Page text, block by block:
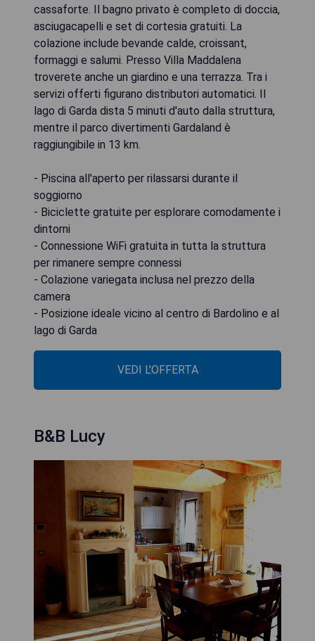
cassaforte. Il bagno privato è completo di doccia,
asciugacapelli e set di cortesia gratuiti. La
colazione include bevande calde, croissant,
formaggi e salumi. Presso Villa Maddalena
troverete anche un giardino e una terrazza. Tra i
servizi offerti figurano distributori automatici. Il
lago di Garda dista 5 minuti d'auto dalla struttura,
mentre il parco divertimenti Gardaland è
raggiungibile in 13 km.
- Piscina all'aperto per rilassarsi durante il
soggiorno
- Biciclette gratuite per esplorare comodamente i
dintorni
- Connessione WiFi gratuita in tutta la struttura
per rimanere sempre connessi
- Colazione variegata inclusa nel prezzo della
camera
- Posizione ideale vicino al centro di Bardolino e al
lago di Garda
VEDI L'OFFERTA
B&B Lucy